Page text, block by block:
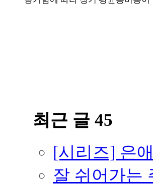
최근 글 45
[시리즈] 은
잘 쉬어가는